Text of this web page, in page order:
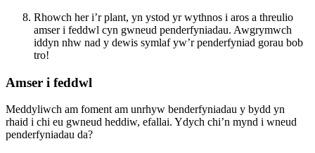
Rhowch her i’r plant, yn ystod yr wythnos i aros a threulio
amser i feddwl cyn gwneud penderfyniadau. Awgrymwch
iddyn nhw nad y dewis symlaf yw’r penderfyniad gorau bob
tro!
Amser i feddwl
Meddyliwch am foment am unrhyw benderfyniadau y bydd yn
rhaid i chi eu gwneud heddiw, efallai. Ydych chi’n mynd i wneud
penderfyniadau da?